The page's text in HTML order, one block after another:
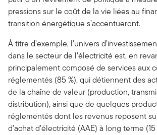
pressions sur le coût de la vie liées au
transition énergétique s’accentueront.
À titre d’exemple, l’univers
dans le secteur de l’électricité est, en
principalement composé de services aux
réglementés (85 %), qui détiennent des
de la chaîne de valeur (production,
distribution), ainsi que de quelques
réglementés dont les revenus reposent
d’achat d’électricité (AAE) à long terme (15